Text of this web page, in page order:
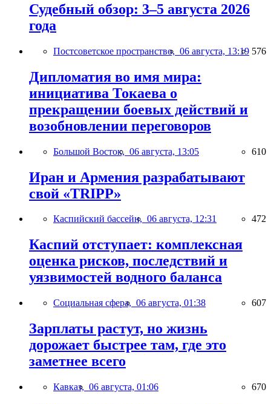
Судебный обзор: 3–5 августа 2026
года
Постсоветское пространство, 06 августа, 13:19 576
Дипломатия во имя мира:
инициатива Токаева о
прекращении боевых действий и
возобновлении переговоров
Большой Восток, 06 августа, 13:05 610
Иран и Армения разрабатывают
свой «TRIPP»
Каспийский бассейн, 06 августа, 12:31 472
Каспий отступает: комплексная
оценка рисков, последствий и
уязвимостей водного баланса
Социальная сфера, 06 августа, 01:38 607
Зарплаты растут, но жизнь
дорожает быстрее там, где это
заметнее всего
Кавказ, 06 августа, 01:06 670